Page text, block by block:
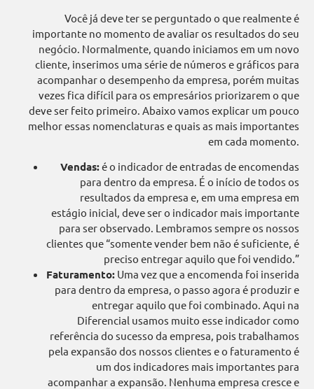
Você já deve ter se perguntado o que realmente é
importante no momento de avaliar os resultados do seu
negócio. Normalmente, quando iniciamos em um novo
cliente, inserimos uma série de números e gráficos para
acompanhar o desempenho da empresa, porém muitas
vezes fica difícil para os empresários priorizarem o que
deve ser feito primeiro. Abaixo vamos explicar um pouco
melhor essas nomenclaturas e quais as mais importantes
em cada momento.
Vendas:é o indicador de entradas de encomendas
para dentro da empresa. É o início de todos os
resultados da empresa e, em uma empresa em
estágio inicial, deve ser o indicador mais importante
para ser observado. Lembramos sempre os nossos
clientes que “somente vender bem não é suficiente, é
preciso entregar aquilo que foi vendido.”
Faturamento: Uma vez que a encomenda foi inserida
para dentro da empresa, o passo agora é produzir e
entregar aquilo que foi combinado. Aqui na
Diferencial usamos muito esse indicador como
referência do sucesso da empresa, pois trabalhamos
pela expansão dos nossos clientes e o faturamento é
um dos indicadores mais importantes para
acompanhar a expansão. Nenhuma empresa cresce e